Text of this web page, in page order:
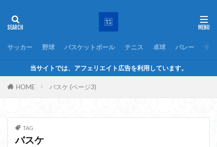
サッカー 野球 バスケットボール テニス 卓球 バレー ラ
当サイトでは、アフェリエイト広告を利用しています。
HOME バスケ (ページ3)
TAG
バスケ